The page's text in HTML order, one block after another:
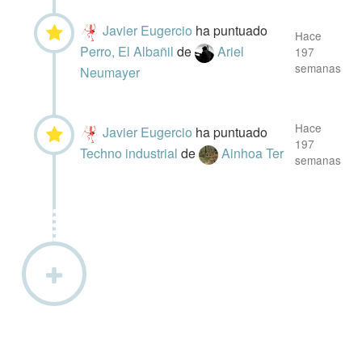
Javier Eugercio ha puntuado
Perro, El Albañilde
Ariel
Neumayer
Hace
197
semanas
Javier Eugercio ha puntuado
Techno industrialde Ainhoa Ter
Hace
197
semanas